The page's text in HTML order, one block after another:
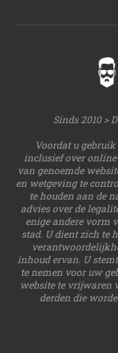
Sinds 2010 >
Voordat u
inclusief over
van genoemde
en wetgeving te
te houden aan de
advies over de
enige andere vorm
stad. U dient zich te
inhoud ervan. U
te nemen voor uw
website te vrijwaren
derden die